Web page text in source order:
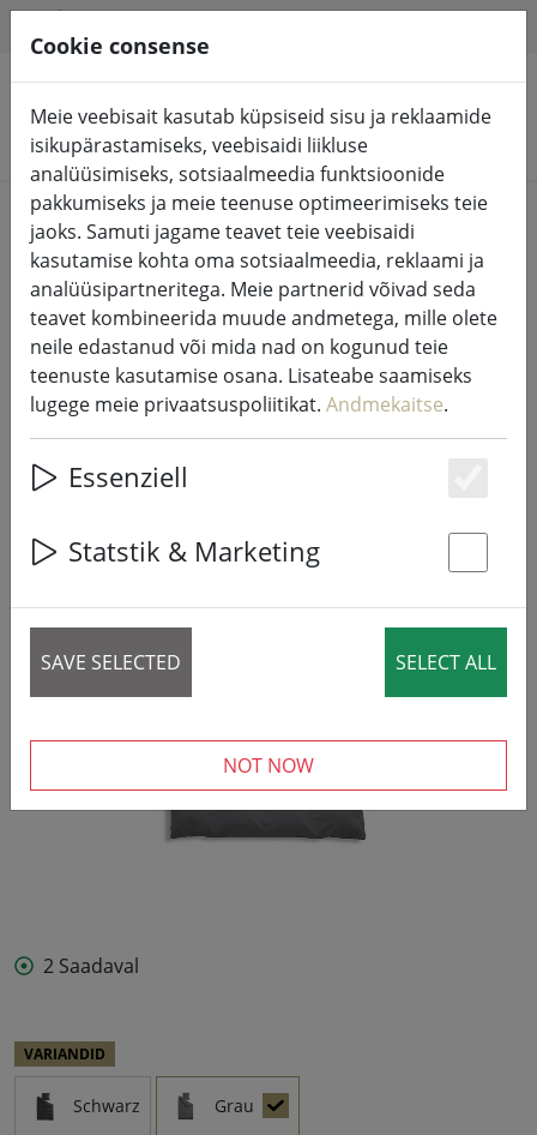
Otsi tooteid
Home %Müük
Zone Denmark voodipesu Confetti
140x200cm / 60x63cm hall
2 Saadaval
VARIANDID
Schwarz Grau
Cookie consense
Meie veebisait kasutab küpsiseid sisu ja reklaamide
isikupärastamiseks, veebisaidi liikluse
analüüsimiseks, sotsiaalmeedia funktsioonide
pakkumiseks ja meie teenuse optimeerimiseks teie
jaoks. Samuti jagame teavet teie veebisaidi
kasutamise kohta oma sotsiaalmeedia, reklaami ja
analüüsipartneritega. Meie partnerid võivad seda
teavet kombineerida muude andmetega, mille olete
neile edastanud või mida nad on kogunud teie
teenuste kasutamise osana. Lisateabe saamiseks
lugege meie privaatsuspoliitikat. Andmekaitse.
Essenziell
Statstik & Marketing
SAVE SELECTED SELECT ALL
NOT NOW